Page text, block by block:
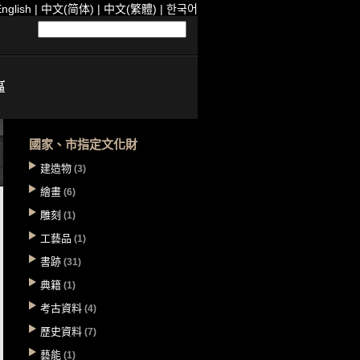
| 中文(简体) | 中文(繁體) | 한국어
國家、市指定文化財
建造物 (3)
繪畫 (6)
雕刻 (1)
工藝品 (1)
書跡 (31)
典籍 (1)
考古資料 (4)
歷史資料 (7)
藝能 (1)